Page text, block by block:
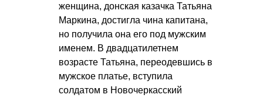
женщина, донская казачка Татьяна
Маркина, достигла чина капитана,
но получила она его под мужским
именем. В двадцатилетнем
возрасте Татьяна, переодевшись в
мужское платье, вступила
солдатом в Новочеркасский